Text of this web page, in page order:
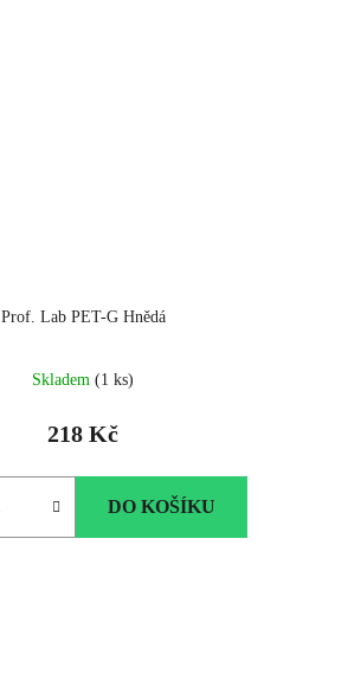
Prof. Lab PET-G Hnědá
Skladem (1 ks)
218 Kč
DO KOŠÍKU